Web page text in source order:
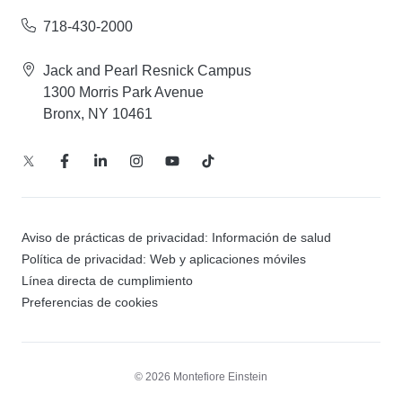
718-430-2000
Jack and Pearl Resnick Campus
1300 Morris Park Avenue
Bronx, NY 10461
Aviso de prácticas de privacidad: Información de salud
Política de privacidad: Web y aplicaciones móviles
Línea directa de cumplimiento
Preferencias de cookies
© 2026 Montefiore Einstein